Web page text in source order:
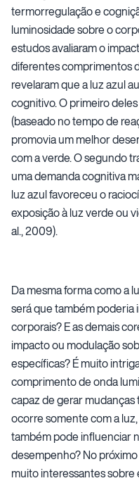
termorregulação e
luminosidade sobre o
estudos avaliaram o
diferentes comprimentos
revelaram que a luz azul
cognitivo. O primeiro
(baseado no tempo de
promovia um melhor
com a verde. O segundo
uma demanda cognitiva
luz azul favoreceu o
exposição à luz verde ou
al., 2009).
Da mesma forma como a
será que também
corporais? E as demais
impacto ou modulação
específicas? É muito
comprimento de onda
capaz de gerar mudanças
ocorre somente com a
também pode influenciar
desempenho? No
muito interessantes sobre